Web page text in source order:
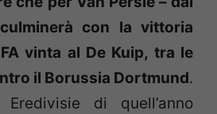
con la vittoria
vinta al De Kuip, tra le
il Borussia Dortmund.
di quell’anno